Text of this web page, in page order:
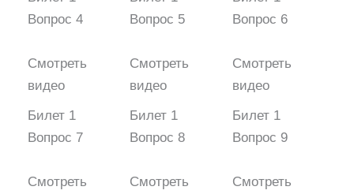
Вопрос 4
Смотреть
видео
Вопрос 5
Смотреть
видео
Вопрос 6
Смотреть
видео
Билет 1
Вопрос 7
Смотреть
Билет 1
Вопрос 8
Смотреть
Билет 1
Вопрос 9
Смотреть